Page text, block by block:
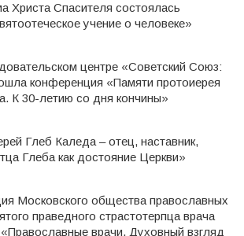
Христа Спасителя состоялась
учение о человеке»
центре «Советский Союз:
конференция «Памяти протоиерея
К 30-летию со дня кончины»
Глеб Каледа – отец, наставник,
Глеба как достояние Церкви»
Московского общества православных
праведного страстотерпца врача
врачи. Духовный взгляд